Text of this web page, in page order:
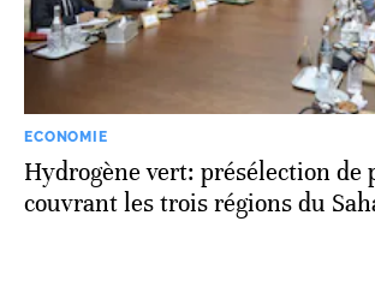
ECONOMIE
Hydrogène vert: présélection de
couvrant les trois régions du